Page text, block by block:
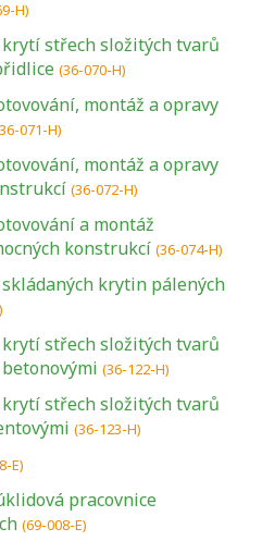
H)
střech složitých tvarů
(36-070-H)
montáž a opravy
071-H)
montáž a opravy
(36-072-H)
a montáž
konstrukcí (36-074-H)
krytin pálených
střech složitých tvarů
(36-122-H)
střech složitých tvarů
(36-123-H)
E)
pracovnice
(69-008-E)